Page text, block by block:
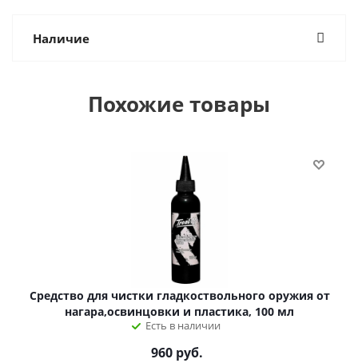
Наличие
Похожие товары
Средство для чистки гладкоствольного оружия от
нагара,освинцовки и пластика, 100 мл
Есть в наличии
960руб.